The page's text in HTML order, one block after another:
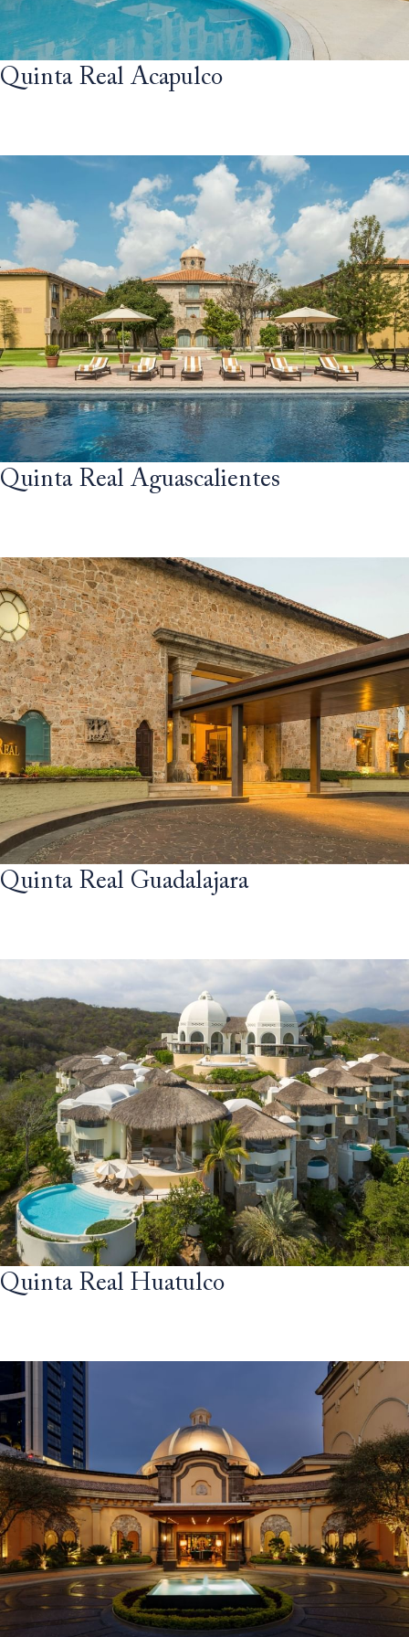
Quinta Real Acapulco
Quinta Real Aguascalientes
Quinta Real Guadalajara
Quinta Real Huatulco